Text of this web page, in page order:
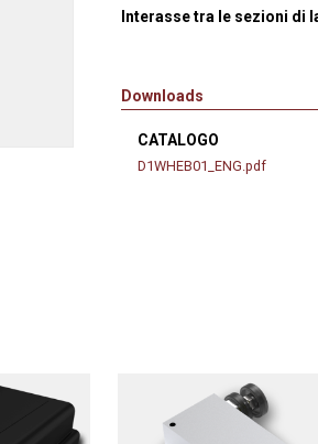
Interasse tra le sezioni di
Downloads
CATALOGO
D1WHEB01_ENG.pdf